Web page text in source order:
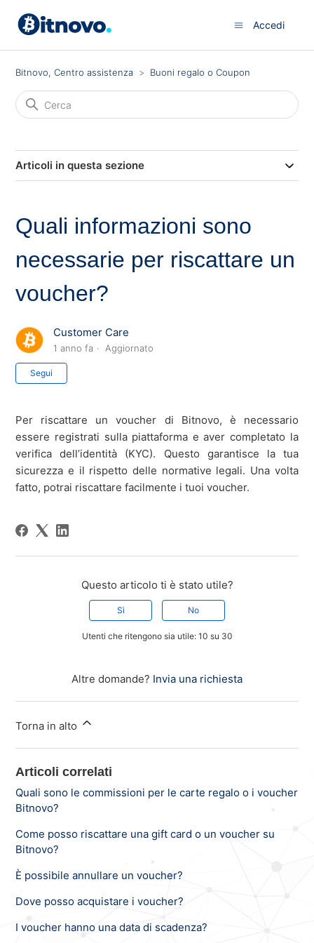
Accedi
Bitnovo, Centro assistenza Buoni regalo o Coupon
Articoli in questa sezione
Quali informazioni sono
necessarie per riscattare un
voucher?
Customer Care
1 anno fa Aggiornato
Segui
Per riscattare un voucher di Bitnovo, è necessario
essere registrati sulla piattaforma e aver completato la
verifica dell’identità (KYC). Questo garantisce la tua
sicurezza e il rispetto delle normative legali. Una volta
fatto, potrai riscattare facilmente i tuoi voucher.
Questo articolo ti è stato utile?
Sì No
Utenti che ritengono sia utile: 10 su 30
Altre domande? Invia una richiesta
Torna in alto
Articoli correlati
Quali sono le commissioni per le carte regalo o i voucher
Bitnovo?
Come posso riscattare una gift card o un voucher su
Bitnovo?
È possibile annullare un voucher?
Dove posso acquistare i voucher?
I voucher hanno una data di scadenza?